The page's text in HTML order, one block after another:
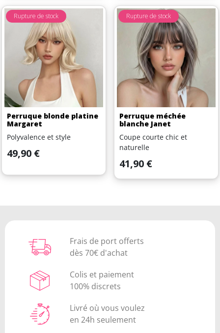
Perruque blonde platine
Margaret
Polyvalence et style
Prix
49,90 €
Rupture de stock
Perruque méchée
blanche Janet
Coupe courte chic et
naturelle
Prix
41,90 €
Rupture de stock
Frais de port offerts
dès 70€ d'achat
Colis et paiement
100% discrets
Livré où vous voulez
en 24h seulement